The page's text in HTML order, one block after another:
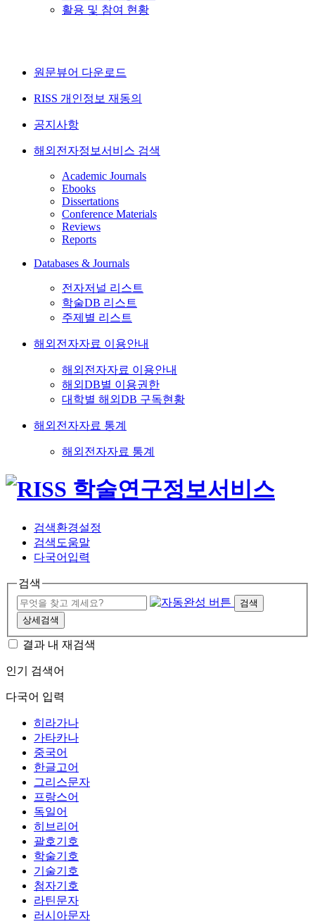
활용 및 참여 현황
원문뷰어 다운로드
RISS 개인정보 재동의
공지사항
해외전자정보서비스 검색
Academic Journals
Ebooks
Dissertations
Conference Materials
Reviews
Reports
Databases & Journals
전자저널 리스트
학술DB 리스트
주제별 리스트
해외전자자료 이용안내
해외전자자료 이용안내
해외DB별 이용권한
대학별 해외DB 구독현황
해외전자자료 통계
해외전자자료 통계
검색환경설정
검색도움말
다국어입력
검색
검색
상세검색
결과 내 재검색
인기 검색어
다국어 입력
히라가나
가타카나
중국어
한글고어
그리스문자
프랑스어
독일어
히브리어
괄호기호
학술기호
기술기호
첨자기호
라틴문자
러시아문자